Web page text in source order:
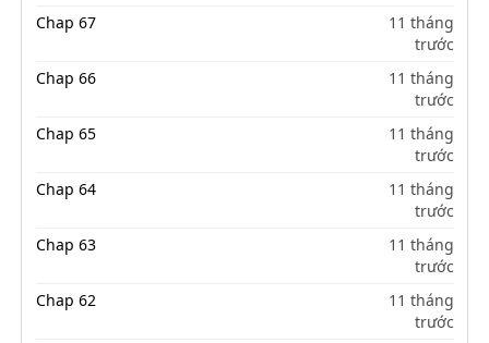
Chap 67
11 tháng
trước
Chap 66
11 tháng
trước
Chap 65
11 tháng
trước
Chap 64
11 tháng
trước
Chap 63
11 tháng
trước
Chap 62
11 tháng
trước